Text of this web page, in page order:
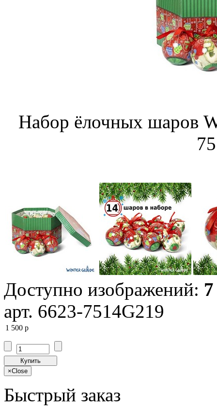
Набор ёлочных шаров
Доступно изображений: 7
арт. 6623-7514G219
1 500 p
Купить
×Close
Быстрый заказ